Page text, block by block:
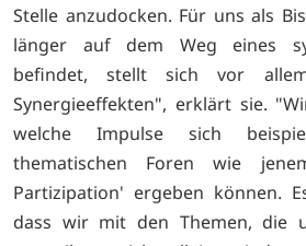
Stelle anzudocken. Für uns als
länger auf dem Weg eines
befindet, stellt sich vor
Synergieeffekten", erklärt sie.
welche Impulse sich
thematischen Foren wie
Partizipation' ergeben können.
dass wir mit den Themen, die